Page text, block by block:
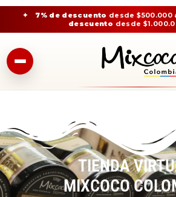
✦ 7% de descuento desde
descuento desde
TIENDA
MIXCOCO